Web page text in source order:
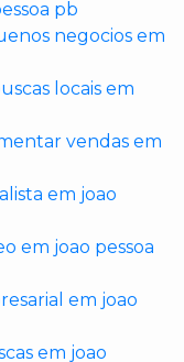
pb
negocios em
locais em
vendas em
em joao
em joao pessoa
em joao
em joao